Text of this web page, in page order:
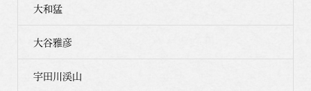
大和猛
大谷雅彦
宇田川渓山